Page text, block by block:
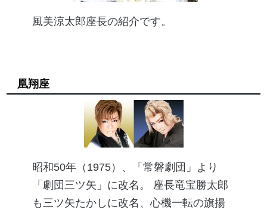
風美涼太郎座長の紹介です。
凰翔座
昭和50年（1975）、「常磐劇団」より
「劇団三ツ矢」に改名。 座長竜宝勝太郎
も三ツ矢たかしに改名、心機一転の旗揚